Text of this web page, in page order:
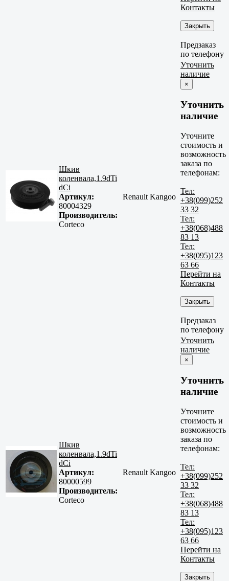
Контакты
Закрыть
Предзаказ
по телефону
Шкив
коленвала,1.9dTi
dCi
Артикул:
80004329
Производитель:
Corteco
Renault Kangoo
Уточнить
наличие
×
Уточнить
наличие
Уточните
стоимость и
возможность
заказа по
телефонам:
Тел:
+38(099)252
33 32
Тел:
+38(068)488
83 13
Тел:
+38(095)123
63 66
Перейти на
Контакты
Закрыть
Предзаказ
по телефону
Шкив
коленвала,1.9dTi
dCi
Артикул:
80000599
Производитель:
Corteco
Renault Kangoo
Уточнить
наличие
×
Уточнить
наличие
Уточните
стоимость и
возможность
заказа по
телефонам:
Тел:
+38(099)252
33 32
Тел:
+38(068)488
83 13
Тел:
+38(095)123
63 66
Перейти на
Контакты
Закрыть